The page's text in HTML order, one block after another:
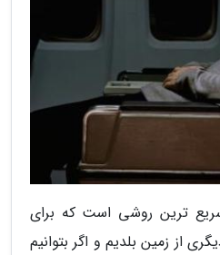
ترین روشی است که برای
از زمین بلدیم و اگر بتوانیم